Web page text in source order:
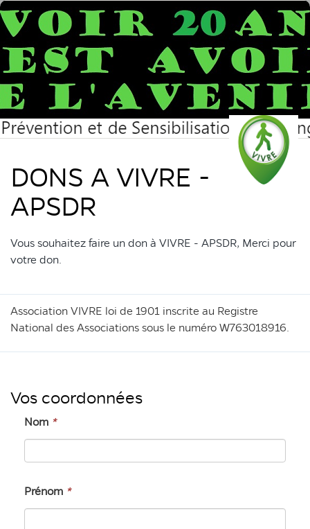
DONS A VIVRE -
APSDR
Vous souhaitez faire un don à VIVRE - APSDR, Merci pour
votre don.
Association VIVRE loi de 1901 inscrite au Registre
National des Associations sous le numéro W763018916.
Vos coordonnées
Nom *
Prénom *